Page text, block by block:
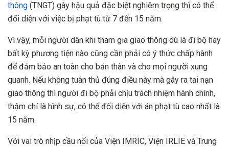
thông (TNGT) gây hậu quả đặc biệt nghiêm trọng thì có thể
đối diện với việc bị phạt tù từ 7 đến 15 năm.
Vì vậy, mỗi người dân khi tham gia giao thông dù là đi bộ hay
bất kỳ phương tiện nào cũng cần phải có ý thức chấp hành
để đảm bảo an toàn cho bản thân và cho mọi người xung
quanh. Nếu không tuân thủ đúng điều này mà gây ra tai nạn
giao thông thì người đi bộ phải chịu trách nhiệm hành chính,
thậm chí là hình sự, có thể đối diện với án phạt tù cao nhất là
15 năm.
Với vai trò nhịp cầu nối của Viện IMRIC, Viện IRLIE và Trung